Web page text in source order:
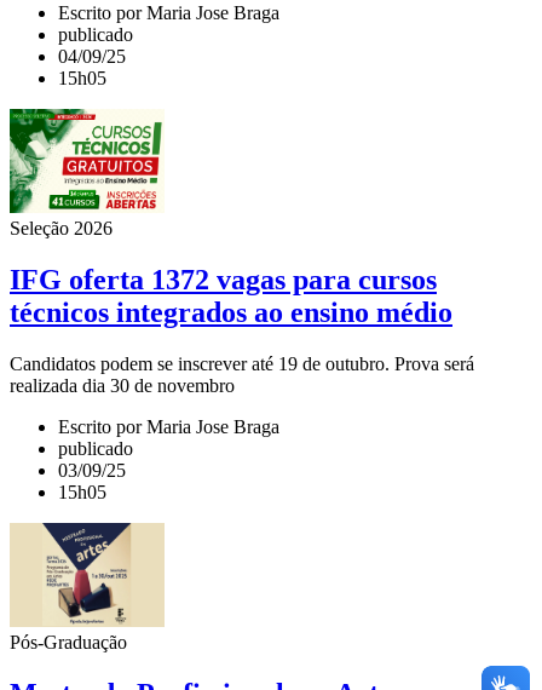
Escrito por Maria Jose Braga
publicado
04/09/25
15h05
Seleção 2026
IFG oferta 1372 vagas para cursos
técnicos integrados ao ensino médio
Candidatos podem se inscrever até 19 de outubro. Prova será
realizada dia 30 de novembro
Escrito por Maria Jose Braga
publicado
03/09/25
15h05
Pós-Graduação